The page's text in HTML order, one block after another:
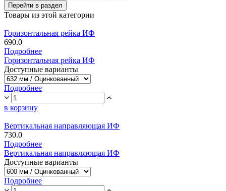
Перейти в раздел
Товары из этой категории
Горизонтальная рейка ИФ
690.0
Подробнее
Горизонтальная рейка ИФ
Доступные варианты
Подробнее
в корзину
Вертикальная направляющая ИФ
730.0
Подробнее
Вертикальная направляющая ИФ
Доступные варианты
Подробнее